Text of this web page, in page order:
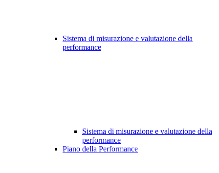
Sistema di misurazione e valutazione della
performance
Sistema di misurazione e valutazione della
performance
Piano della Performance